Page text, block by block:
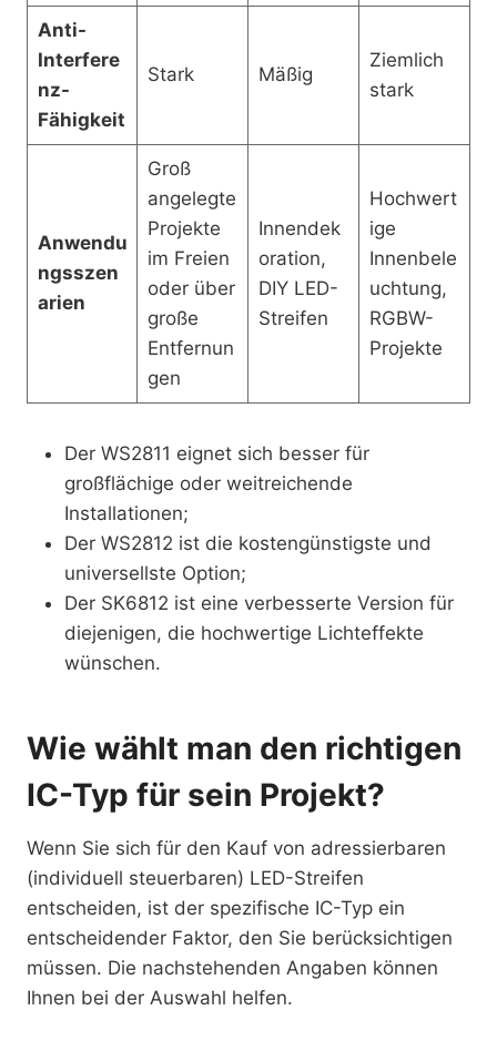
Anti-
Interfere
nz-
Fähigkeit
Stark Mäßig
Ziemlich
stark
Anwendu
ngsszen
arien
Groß
angelegte
Projekte
im Freien
oder über
große
Entfernun
gen
Innendek
oration,
DIY LED-
Streifen
Hochwert
ige
Innenbele
uchtung,
RGBW-
Projekte
Der WS2811 eignet sich besser für
großflächige oder weitreichende
Installationen;
Der WS2812 ist die kostengünstigste und
universellste Option;
Der SK6812 ist eine verbesserte Version für
diejenigen, die hochwertige Lichteffekte
wünschen.
Wie wählt man den richtigen
IC-Typ für sein Projekt?
Wenn Sie sich für den Kauf von adressierbaren
(individuell steuerbaren) LED-Streifen
entscheiden, ist der spezifische IC-Typ ein
entscheidender Faktor, den Sie berücksichtigen
müssen. Die nachstehenden Angaben können
Ihnen bei der Auswahl helfen.